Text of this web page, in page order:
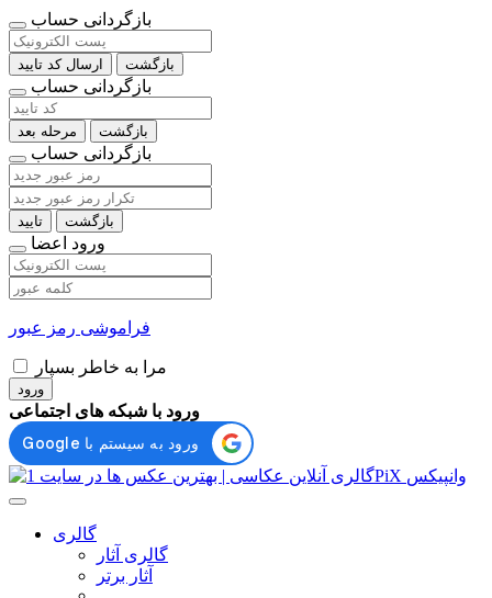
بازگردانی حساب
ارسال کد تایید بازگشت
بازگردانی حساب
مرحله بعد بازگشت
بازگردانی حساب
تایید بازگشت
ورود اعضا
فراموشی رمز عبور
مرا به خاطر بسپار
ورود
ورود با شبکه های اجتماعی
گالری
گالری آثار
آثار برتر